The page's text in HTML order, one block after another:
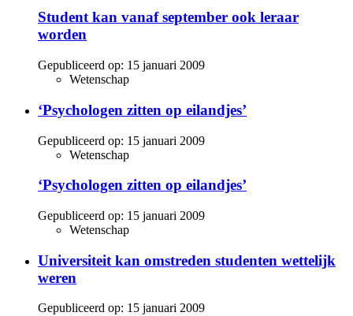
Student kan vanaf september ook leraar
worden
Gepubliceerd op: 15 januari 2009
Wetenschap
‘Psychologen zitten op eilandjes’
Gepubliceerd op: 15 januari 2009
Wetenschap
‘Psychologen zitten op eilandjes’
Gepubliceerd op: 15 januari 2009
Wetenschap
Universiteit kan omstreden studenten wettelijk
weren
Gepubliceerd op: 15 januari 2009